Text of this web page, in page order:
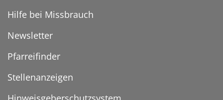
Hilfe bei Missbrauch
Newsletter
Pfarreifinder
Stellenanzeigen